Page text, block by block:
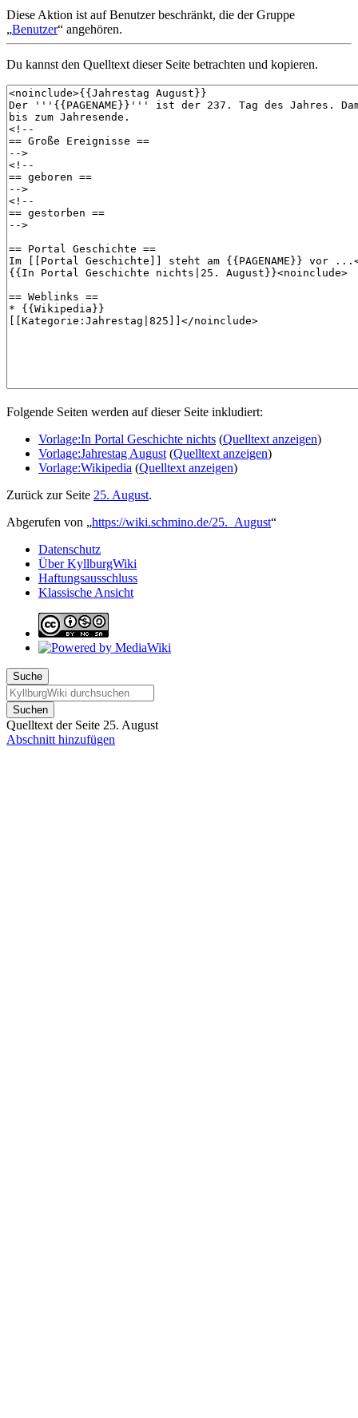
Diese Aktion ist auf Benutzer beschränkt, die der Gruppe
„Benutzer“ angehören.
Du kannst den Quelltext dieser Seite betrachten und kopieren.
Folgende Seiten werden auf dieser Seite inkludiert:
Vorlage:In Portal Geschichte nichts (Quelltext anzeigen)
Vorlage:Jahrestag August (Quelltext anzeigen)
Vorlage:Wikipedia (Quelltext anzeigen)
Zurück zur Seite 25. August.
Abgerufen von „https://wiki.schmino.de/25._August“
Datenschutz
Über KyllburgWiki
Haftungsausschluss
Klassische Ansicht
Suche
Suchen
Quelltext der Seite 25. August
Abschnitt hinzufügen